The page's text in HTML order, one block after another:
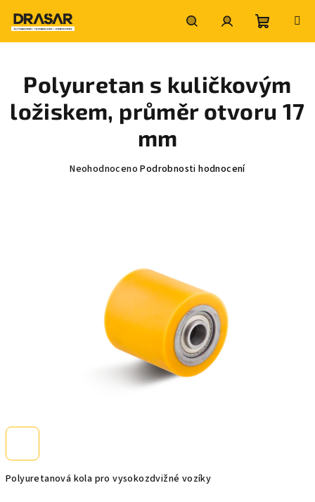
obsah
HledatPřihlášeníNákupní
košík
Polyuretanová kola pro vysokozdvižné vozíky
Polyuretan s kuličkovým
ložiskem, průměr otvoru 17
mm
Průměrné
Neohodnoceno Podrobnosti hodnocení